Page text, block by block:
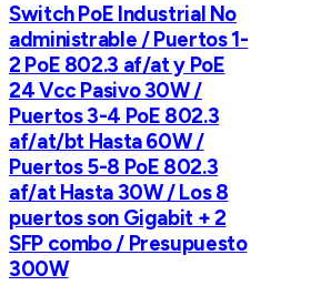
Switch PoE Industrial No
administrable / Puertos 1-
2 PoE 802.3 af/at y PoE
24 Vcc Pasivo 30W /
Puertos 3-4 PoE 802.3
af/at/bt Hasta 60W /
Puertos 5-8 PoE 802.3
af/at Hasta 30W / Los 8
puertos son Gigabit + 2
SFP combo / Presupuesto
300W